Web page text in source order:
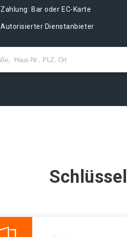
Zahlung: Bar oder EC-Karte
Autorisierter Dienstanbieter